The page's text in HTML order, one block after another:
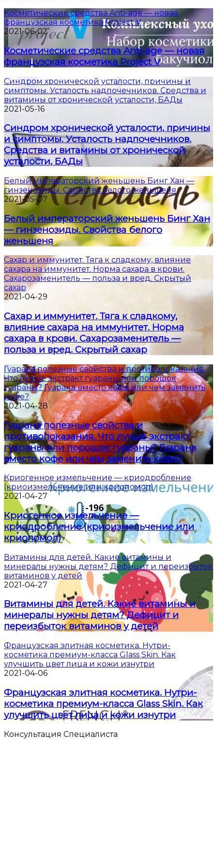
Косметические средства Anti-age — новая
французская косметика Project V
2021-06-02
Косметические средства Anti-age — новая
французская косметика Project V
Синдром хронической усталости, причины и
симптомы. Усталость надпочечников. Средства и
витамины от хронической усталости, БАДы
2021-05-16
Синдром хронической усталости, причины
и симптомы. Усталость надпочечников.
Средства и витамины от хронической
усталости, БАДы
Белый императорский женьшень Бинг Хан —
гинзенозиды. Свойства белого женьшеня
2021-05-07
Белый императорский женьшень Бинг Хан
— гинзенозиды. Свойства белого
женьшеня
Сахар и иммунитет. Тяга к сладкому, влияние
сахара на иммунитет. Норма сахара в крови.
Сахарозаменитель — польза и вред. Скрытый
сахар
2021-04-29
Сахар и иммунитет. Тяга к сладкому,
влияние сахара на иммунитет. Норма
сахара в крови. Сахарозаменитель —
польза и вред. Скрытый сахар
Гуарана полезные свойства и противопоказания.
Что лучше экстракт гуараны или порошок
гуараны? Гуарана вместо кофе или чем заменить
кофе?
2021-04-28
Гуарана полезные свойства и
противопоказания. Что лучше экстракт
гуараны или порошок гуараны? Гуарана
вместо кофе или чем заменить кофе?
Криогенное измельчение — криодробление
(криоизмельчение или криопомол)
2021-04-27
Криогенное измельчение —
криодробление (криоизмельчение или
криопомол)
Витамины для детей. Какие витамины и
минералы нужны детям? Дефицит и переизбыток
витаминов у детей
2021-04-27
Витамины для детей. Какие витамины и
минералы нужны детям? Дефицит и
переизбыток витаминов у детей
Французская элитная косметика. Нутри-
косметика премиум-класса Glass Skin. Как
улучшить цвет лица и кожи изнутри
2021-04-06
Французская элитная косметика. Нутри-
косметика премиум-класса Glass Skin. Как
улучшить цвет лица и кожи изнутри
Консультация Специалиста